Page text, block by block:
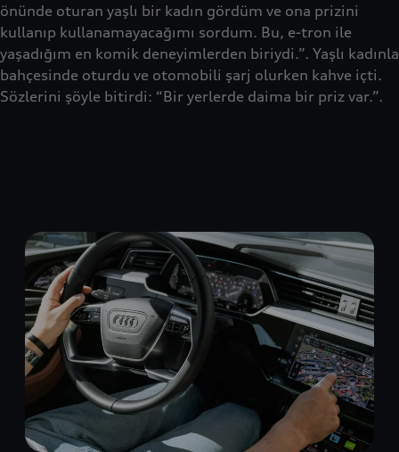
önünde oturan yaşlı bir kadın gördüm ve ona prizini
kullanıp kullanamayacağımı sordum. Bu, e-tron ile
yaşadığım en komik deneyimlerden biriydi.”. Yaşlı kadınla
bahçesinde oturdu ve otomobili şarj olurken kahve içti.
Sözlerini şöyle bitirdi: “Bir yerlerde daima bir priz var.”.